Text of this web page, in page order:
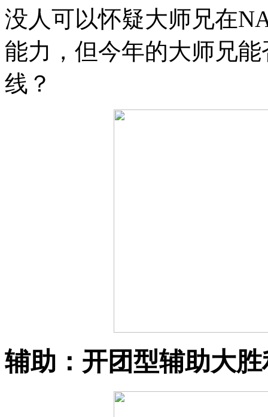
没人可以怀疑大师兄在
能力，但今年的大师兄
线？
辅助：开团型辅助大胜